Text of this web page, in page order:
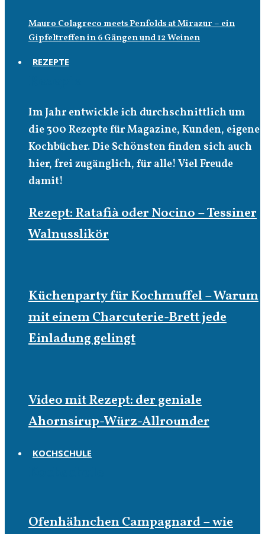
Mauro Colagreco meets Penfolds at Mirazur – ein
Gipfeltreffen in 6 Gängen und 12 Weinen
REZEPTE
Im Jahr entwickle ich durchschnittlich um
die 300 Rezepte für Magazine, Kunden, eigene
Kochbücher. Die Schönsten finden sich auch
hier, frei zugänglich, für alle! Viel Freude
damit!
Rezept: Ratafià oder Nocino – Tessiner
Walnusslikör
Küchenparty für Kochmuffel – Warum
mit einem Charcuterie-Brett jede
Einladung gelingt
Video mit Rezept: der geniale
Ahornsirup-Würz-Allrounder
KOCHSCHULE
Ofenhähnchen Campagnard – wie